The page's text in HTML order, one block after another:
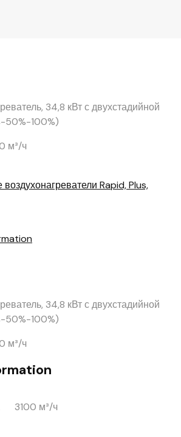
34,8 кВт с двухстадийной
50%-100%)
м³/ч
Rapid, Plus,
34,8 кВт с двухстадийной
50%-100%)
м³/ч
3100 м³/ч